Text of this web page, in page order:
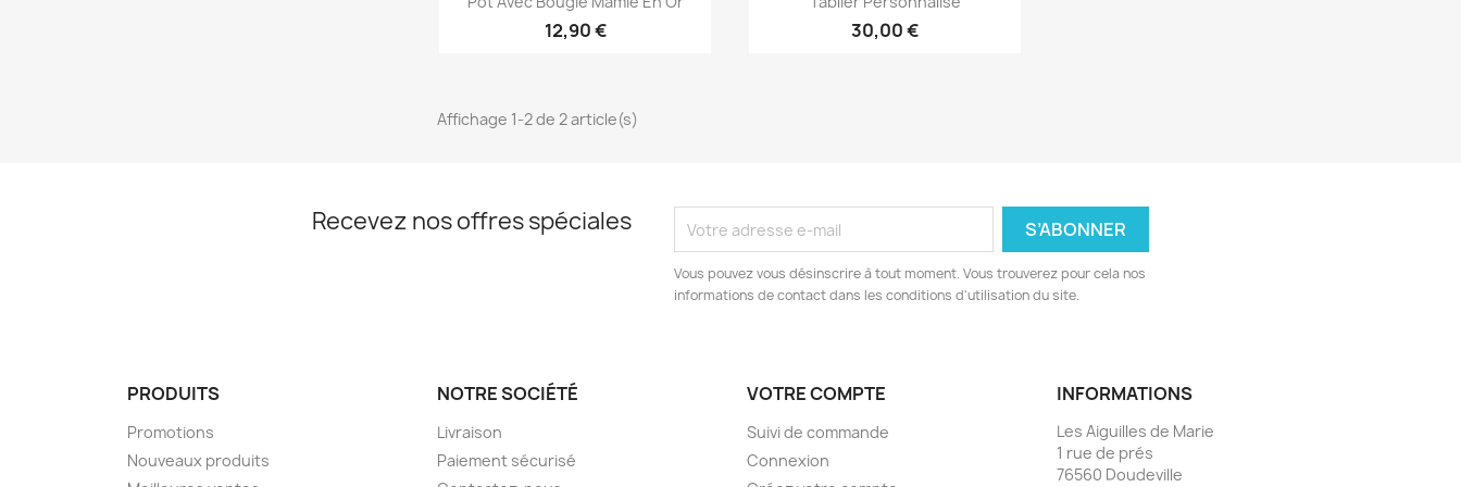
12,90 € 30,00 €
Affichage 1-2 de 2 article(s)
Recevez nos offres spéciales
Vous pouvez vous désinscrire à tout moment. Vous trouverez pour cela nos
informations de contact dans les conditions d'utilisation du site.
PRODUITS
Promotions
Nouveaux produits
NOTRE SOCIÉTÉ
Livraison
Paiement sécurisé
VOTRE COMPTE
Suivi de commande
Connexion
INFORMATIONS
Les Aiguilles de Marie
1 rue de prés
76560 Doudeville